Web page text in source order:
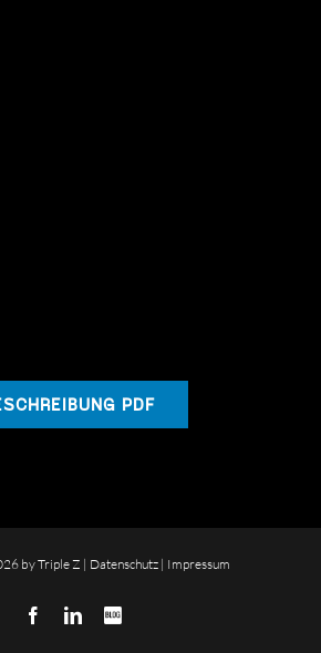
PDF
by Triple Z | Datenschutz| Impressum
FacebookLinkedIn
Blog